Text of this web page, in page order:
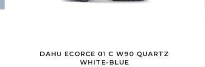
DAHU ECORCE 01 C W90 QUARTZ
WHITE-BLUE